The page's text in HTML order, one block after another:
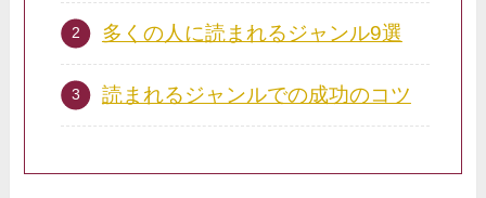
多くの人に読まれるジャンル9選
読まれるジャンルでの成功のコツ